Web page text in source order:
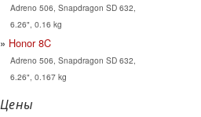
Adreno 506, Snapdragon SD 632,
6.26", 0.16 kg
Honor 8C
Adreno 506, Snapdragon SD 632,
6.26", 0.167 kg
Цены